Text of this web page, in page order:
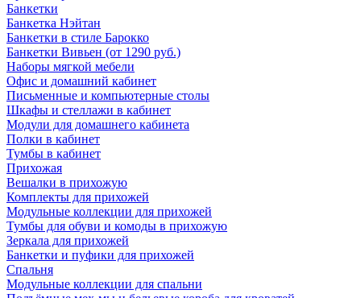
Банкетки
Банкетка Нэйтан
Банкетки в стиле Барокко
Банкетки Вивьен (от 1290 руб.)
Наборы мягкой мебели
Офис и домашний кабинет
Письменные и компьютерные столы
Шкафы и стеллажи в кабинет
Модули для домашнего кабинета
Полки в кабинет
Тумбы в кабинет
Прихожая
Вешалки в прихожую
Комплекты для прихожей
Модульные коллекции для прихожей
Тумбы для обуви и комоды в прихожую
Зеркала для прихожей
Банкетки и пуфики для прихожей
Спальня
Модульные коллекции для спальни